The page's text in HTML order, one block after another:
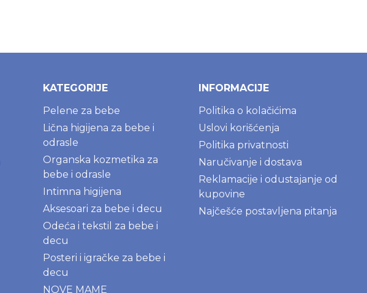
KATEGORIJE
Pelene za bebe
Lična higijena za bebe i
odrasle
Organska kozmetika za
bebe i odrasle
Intimna higijena
Aksesoari za bebe i decu
Odeća i tekstil za bebe i
decu
Posteri i igračke za bebe i
decu
NOVE MAME
INFORMACIJE
Politika o kolačićima
Uslovi korišćenja
Politika privatnosti
Naručivanje i dostava
Reklamacije i odustajanje od
kupovine
Najčešće postavljena pitanja